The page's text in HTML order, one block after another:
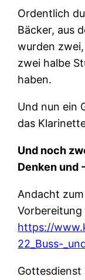
Ordentlich
Bäcker, aus
wurden
zwei halbe
haben.
Und nun ein
das
Und noch
Denken und
Andacht
https://
22_Buss-
Gottesdienst